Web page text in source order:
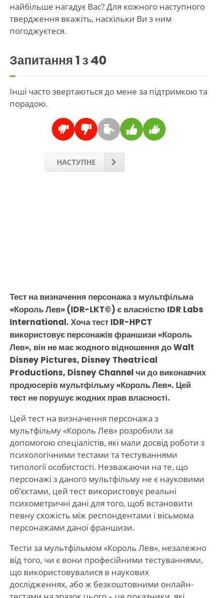
найбільше нагадує Вас? Для кожного наступного
твердження вкажіть, наскільки Ви з ним
погоджуєтеся.
Запитання 1з 40
Інші часто звертаються до мене за підтримкою та
порадою.
НАСТУПНЕ
Тест на визначення персонажа з мультфільма
«Король Лев» (IDR-LKT©) є власністю IDR Labs
International. Хоча тест IDR-HPCT
використовує персонажів франшизи «Король
Лев», він не має жодного відношення до Walt
Disney Pictures, Disney Theatrical
Productions, Disney Channel чи до виконавчих
продюсерів мультфільму «Король Лев». Цей
тест не порушує жодних прав власності.
Цей тест на визначення персонажа з
мультфільму «Король Лев» розробили за
допомогою спеціалістів, які мали досвід роботи з
психологічними тестами та тестуваннями
типології особистості. Незважаючи на те, що
персонажі з даного мультфільму не є науковими
об’єктами, цей тест використовує реальні
психометричні дані для того, щоб встановити
певну схожість між респондентами і вісьмома
персонажами даної франшизи.
Тести за мультфільмом «Король Лев», незалежно
від того, чи є вони професійними тестуваннями,
що використовувалися в наукових
дослідженнях, або ж безкоштовними онлайн-